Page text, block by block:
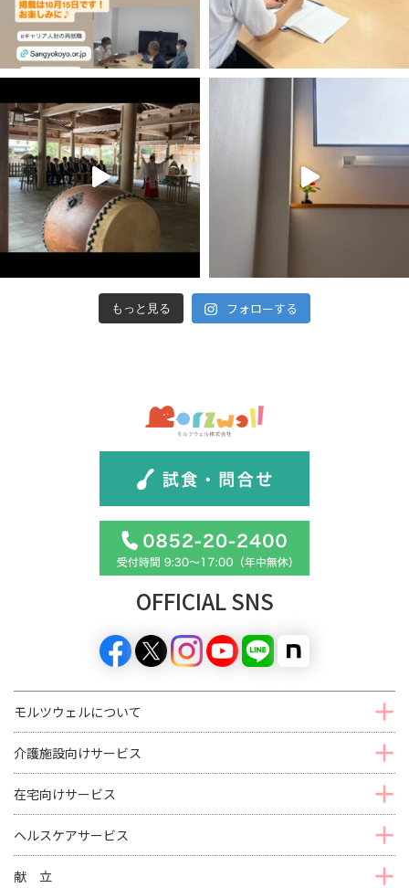
もっと見る フォローする
OFFICIAL SNS
モルツウェルについて
介護施設向けサービス
在宅向けサービス
ヘルスケアサービス
献 立